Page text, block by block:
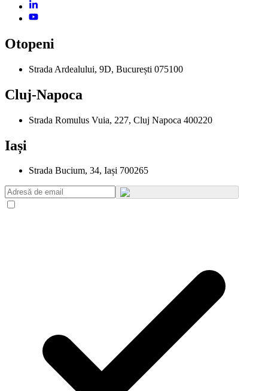
Otopeni
Strada Ardealului, 9D, București 075100
Cluj-Napoca
Strada Romulus Vuia, 227, Cluj Napoca 400220
Iași
Strada Bucium, 34, Iași 700265